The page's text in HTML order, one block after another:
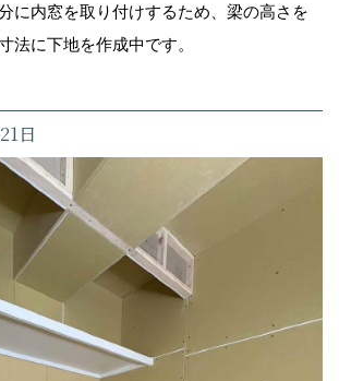
に内窓を取り付けするため、梁の高さを
法に下地を作成中です。
日